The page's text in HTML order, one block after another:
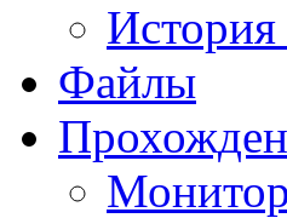
Файлы
Монитор